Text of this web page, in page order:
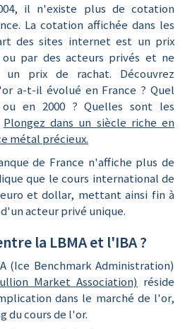
il n'existe plus de cotation
La cotation affichée dans les
des sites internet est un prix
par des acteurs privés et ne
un prix de rachat. Découvrez
a-t-il évolué en France ? Quel
en 2000 ? Quelles sont les
Plongez dans un siècle riche en
métal précieux.
de France n'affiche plus de
que le cours international de
et dollar, mettant ainsi fin à
acteur privé unique.
la LBMA et l'IBA ?
(Ice Benchmark Administration)
Market Association) réside
dans le marché de l'or,
du cours de l'or.